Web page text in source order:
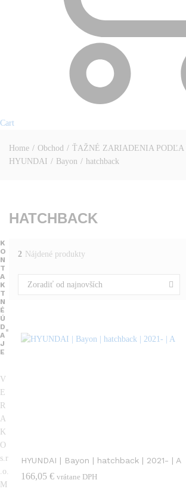
Cart
Home / Obchod / ŤAŽNÉ ZARIADENIA PODĽA
HYUNDAI / Bayon / hatchback
HATCHBACK
2 Nájdené produkty
Zoradiť od najnovších
HYUNDAI | Bayon | hatchback | 2021- | A
166,05 € vrátane DPH
K
O
N
T
A
K
T
N
É
Ú
D
A
J
E
V
E
R
A
K
O
s.r
.o.
M